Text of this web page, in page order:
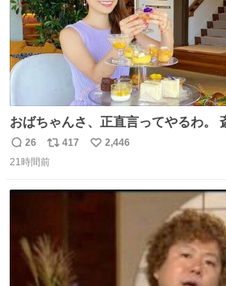
おばちゃんさ、正直言ってやるわ。
でアンタはこれか先キラキラ輝けな
#折田楓 #merchu
返
信
26
リ
ポ
417
い
2,446
21時間前